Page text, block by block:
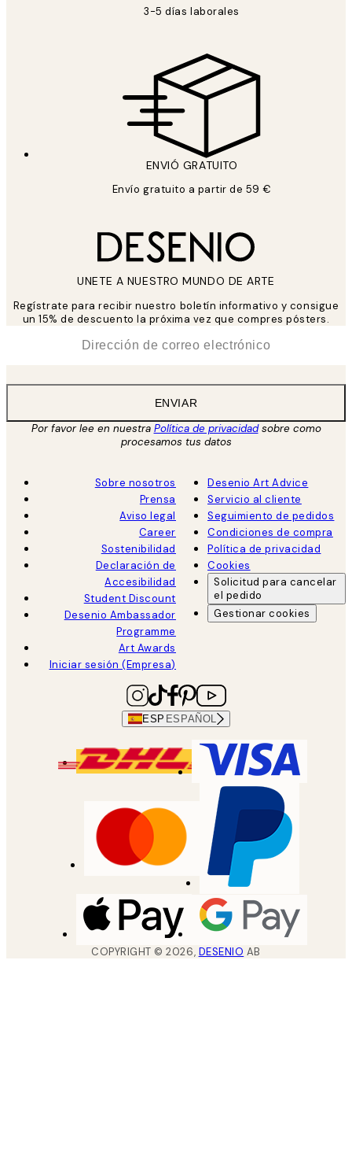
3-5 días laborales
ENVIÓ GRATUITO
Envío gratuito a partir de 59 €
UNETE A NUESTRO MUNDO DE ARTE
Regístrate para recibir nuestro boletín informativo y consigue
un 15% de descuento la próxima vez que compres pósters.
ENVIAR
Por favor lee en nuestra Política de privacidadsobre como
procesamos tus datos
Sobre nosotros
Prensa
Aviso legal
Career
Sostenibilidad
Declaración de
Accesibilidad
Student Discount
Desenio Ambassador
Programme
Art Awards
Iniciar sesión (Empresa)
Desenio Art Advice
Servicio al cliente
Seguimiento de pedidos
Condiciones de compra
Política de privacidad
Cookies
Solicitud para cancelar
el pedido
Gestionar cookies
ESP ESPAÑOL
COPYRIGHT ©2026, DESENIO AB